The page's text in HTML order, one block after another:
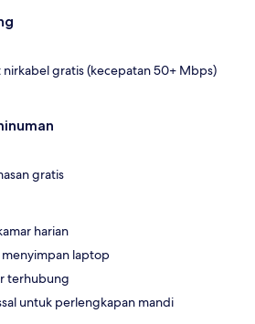
gratis (kecepatan 50+ Mbps)
gratis
harian
menyimpan laptop
terhubung
untuk perlengkapan mandi